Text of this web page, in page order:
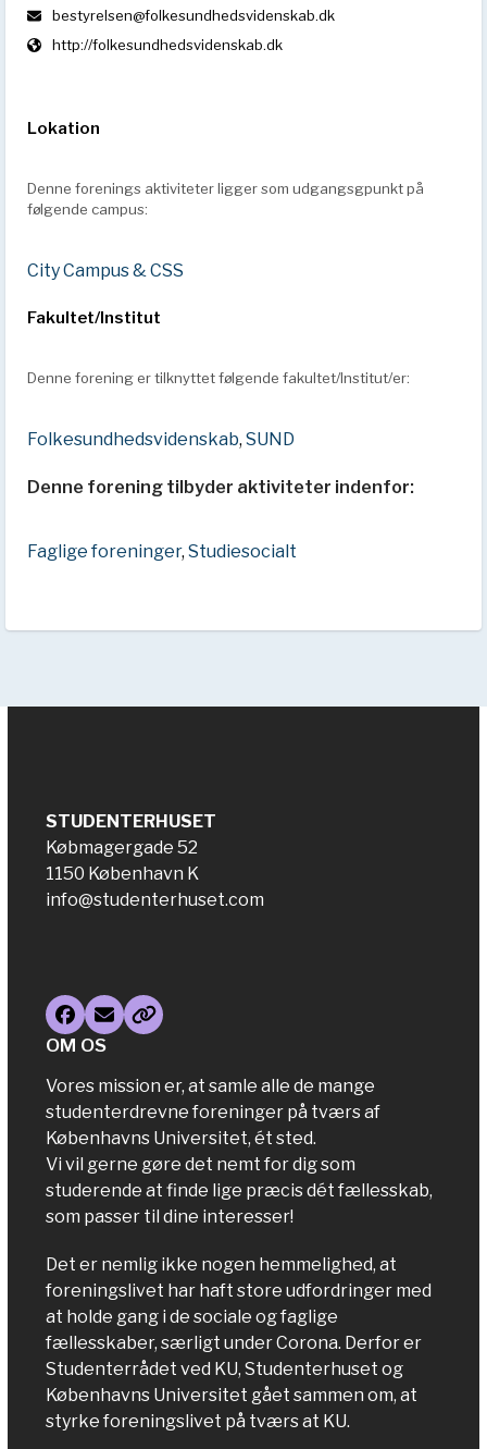
bestyrelsen@folkesundhedsvidenskab.dk
http://folkesundhedsvidenskab.dk
Lokation
Denne forenings aktiviteter ligger som udgangsgpunkt på
følgende campus:
City Campus & CSS
Fakultet/Institut
Denne forening er tilknyttet følgende fakultet/Institut/er:
Folkesundhedsvidenskab, SUND
Denne forening tilbyder aktiviteter indenfor:
Faglige foreninger, Studiesocialt
STUDENTERHUSET
Købmagergade 52
1150 København K
info@studenterhuset.com
Facebook
EmailWebsite
OM OS
Vores mission er, at samle alle de mange
studenterdrevne foreninger på tværs af
Københavns Universitet, ét sted.
Vi vil gerne gøre det nemt for dig som
studerende at finde lige præcis dét fællesskab,
som passer til dine interesser!
Det er nemlig ikke nogen hemmelighed, at
foreningslivet har haft store udfordringer med
at holde gang i de sociale og faglige
fællesskaber, særligt under Corona. Derfor er
Studenterrådet ved KU, Studenterhuset og
Københavns Universitet gået sammen om, at
styrke foreningslivet på tværs at KU.